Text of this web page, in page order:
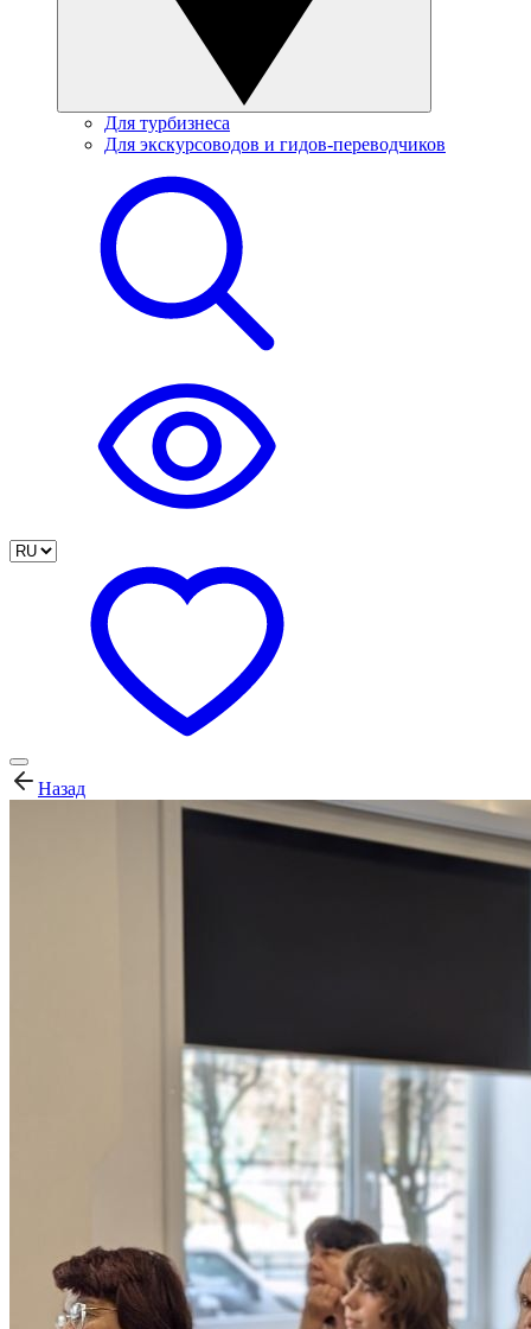
Для турбизнеса
Для экскурсоводов и гидов-переводчиков
Назад